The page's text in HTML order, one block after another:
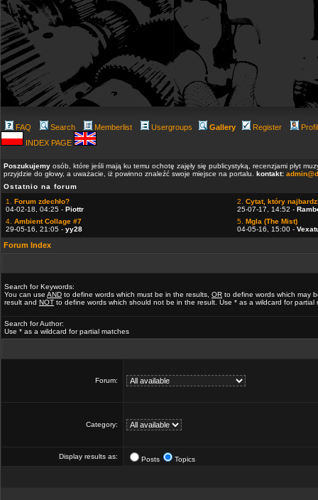
FAQ Search Memberlist Usergroups Gallery Register
INDEX PAGE
Poszukujemy osób, które jeśli mają ku temu ochotę zajęły się publicystyką, recenzjami płyt
przyjdzie do głowy, a uważacie, iż powinno znaleźć swoje miejsce na portalu. kontakt:
Ostatnio na forum
1. Forum zdechło?
04-02-18, 04:25 - Piottr
2. Cytat, który
25-07-17, 14:52 -
4. Ambient Collage #7
29-05-16, 21:05 - yy28
5. Mgla (The Mist)
04-05-16, 15:00 -
Forum Index
Search for Keywords:
You can use AND to define words which must be in the results, OR to define words which may
result and NOT to define words which should not be in the result. Use * as a wildcard for partial
Search for Author:
Use * as a wildcard for partial matches
Forum:
Category:
Display results as: Posts Topics